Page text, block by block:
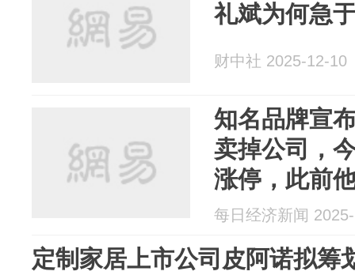
礼斌为何急
财中社 2025-12-10
知名品牌宣
卖掉公司，
涨停，此前
司持续亏损
每日经济新闻
定制家居上市公司皮阿诺拟筹